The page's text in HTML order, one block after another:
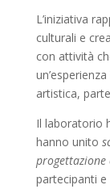
L’iniziativa
culturali e
con attività
artistica,
Il laboratorio
hanno unito
progettazione
partecipanti